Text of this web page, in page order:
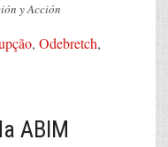
y Acción
, Odebretch,
ABIM